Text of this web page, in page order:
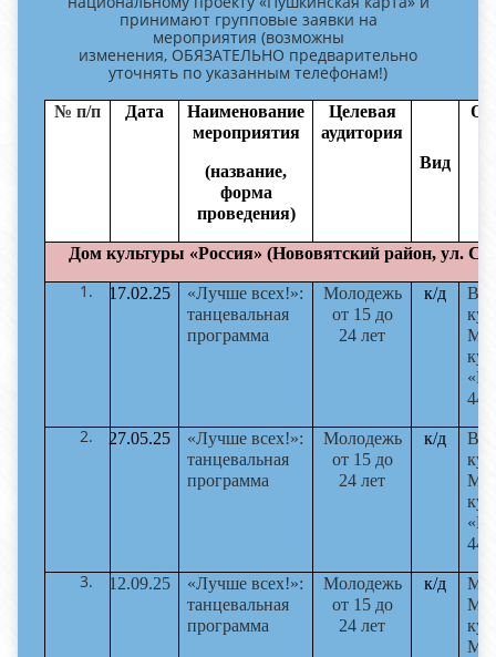
принимают групповые заявки на
мероприятия (возможны
изменения, ОБЯЗАТЕЛЬНО предварительно
уточнять по указанным телефонам!)
№ п/п Дата
Наименование
мероприятия
(название,
форма
проведения)
Целевая
аудитория
Вид
Дом культуры «Россия» (Нововятский район, ул.
17.02.25
«Лучше всех!»:
танцевальная
программа
Молодежь
от 15 до
24 лет
к/д
44
27.05.25
«Лучше всех!»:
танцевальная
программа
Молодежь
от 15 до
24 лет
к/д
44
12.09.25
«Лучше всех!»:
танцевальная
программа
Молодежь
от 15 до
24 лет
к/д